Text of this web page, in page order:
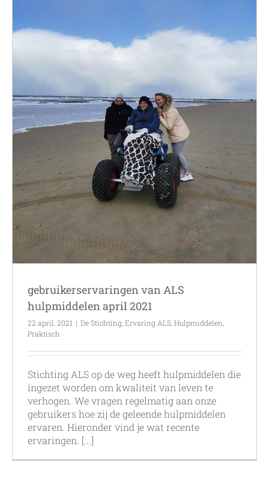
gebruikerservaringen van ALS
hulpmiddelen april 2021
22 april, 2021 | De Stichting Ervaring ALS Hulpmiddelen
Praktisch
Stichting ALS op de weg heeft hulpmiddelen die
ingezet worden om kwaliteit van leven te
verhogen. We vragen regelmatig aan onze
gebruikers hoe zij de geleende hulpmiddelen
ervaren. Hieronder vind je wat recente
ervaringen. [...]